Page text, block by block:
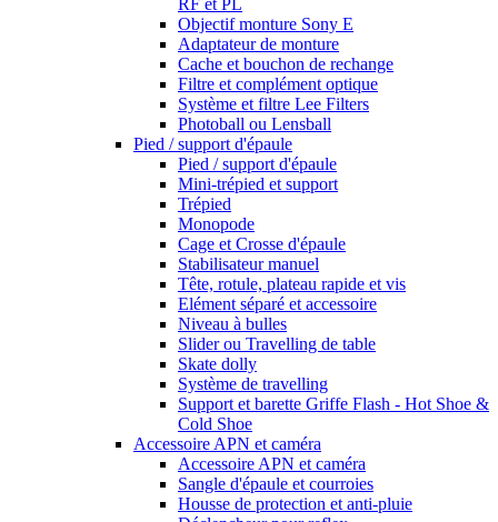
RF et PL
Objectif monture Sony E
Adaptateur de monture
Cache et bouchon de rechange
Filtre et complément optique
Système et filtre Lee Filters
Photoball ou Lensball
Pied / support d'épaule
Pied / support d'épaule
Mini-trépied et support
Trépied
Monopode
Cage et Crosse d'épaule
Stabilisateur manuel
Tête, rotule, plateau rapide et vis
Elément séparé et accessoire
Niveau à bulles
Slider ou Travelling de table
Skate dolly
Système de travelling
Support et barette Griffe Flash - Hot Shoe &
Cold Shoe
Accessoire APN et caméra
Accessoire APN et caméra
Sangle d'épaule et courroies
Housse de protection et anti-pluie